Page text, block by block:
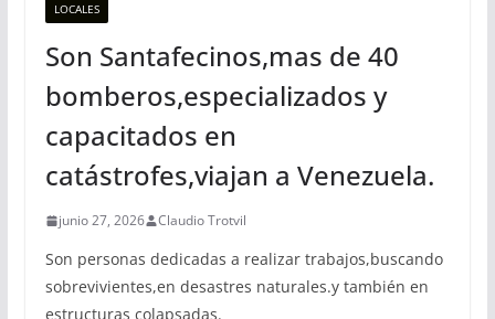
LOCALES
Son Santafecinos,mas de 40
bomberos,especializados y
capacitados en
catástrofes,viajan a Venezuela.
junio 27, 2026 Claudio Trotvil
Son personas dedicadas a realizar trabajos,buscando
sobrevivientes,en desastres naturales.y también en
estructuras colapsadas.